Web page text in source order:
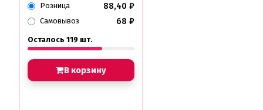
Розница 88,40 ₽
Самовывоз 68 ₽
Осталось 119 шт.
В корзину